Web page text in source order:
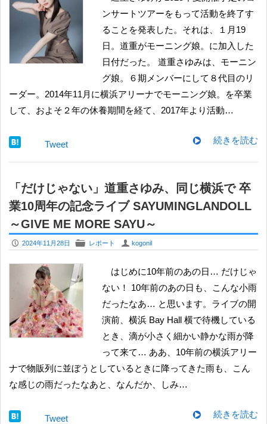
ンサートツアーをもって活動を終了す
ることを発表した。それは、１月19
日。道重がモーニング娘。に加入した
日付だった。 道重さゆみは、モーニン
グ娘。６期メンバーにして８代目のリ
ーダー。2014年11月に横浜アリーナでモーニング娘。を卒業
して、およそ２年の休養期間を経て、2017年より活動…
続きを読む
Tweet
「だけじゃない」道重さゆみ、同じ横浜で 卒
業10周年の記念ライブ SAYUMINGLANDOLL
～GIVE ME MORE SAYU～
P 2024年11月28日 F レポート U kogonil
はじめに10年前のあの日… だけじゃ
ない！ 10年前のあの日も、こんな小雨
だったなあ… と思います。ライブの開
演前、横浜 Bay Hall 横で待機している
とき、滴が小さく細かい静かな雨が降
って来て… ああ、10年前の横浜アリー
ナで物販列に並ぼうとしているときに降ってきた雨も、こん
な感じの雨だったなあと、なんだか、しみ…
続きを読む
Tweet